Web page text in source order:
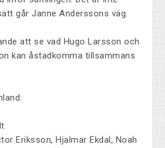
går Janne Anderssons väg.
att se vad Hugo Larsson och
kan åstadkomma tillsammans
Eriksson, Hjalmar Ekdal, Noah